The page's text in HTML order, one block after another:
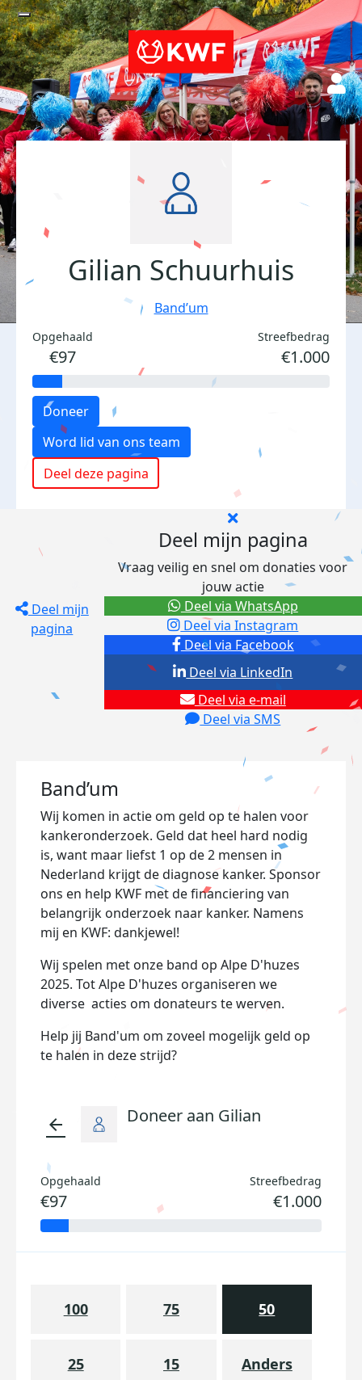
Gilian Schuurhuis
Band’um
Opgehaald
€97
Streefbedrag
€1.000
Doneer
Word lid van ons team
Deel deze pagina
Deel mijn
pagina
Deel mijn pagina
Vraag veilig en snel om donaties voor
jouw actie
Deel via Facebook
Deel via Instagram
Deel via e-mail
Deel via SMS
Deel via LinkedIn
Deel via WhatsApp
Band’um
Wij komen in actie om geld op te halen voor
kankeronderzoek. Geld dat heel hard nodig
is, want maar liefst 1 op de 2 mensen in
Nederland krijgt de diagnose kanker. Sponsor
ons en help KWF met de financiering van
belangrijk onderzoek naar kanker. Namens
mij en KWF: dankjewel!
Wij spelen met onze band op Alpe D'huzes
2025. Tot Alpe D'huzes organiseren we
diverse acties om donateurs te werven.
Help jij Band'um om zoveel mogelijk geld op
te halen in deze strijd?
arrow_back Doneer aan Gilian
Opgehaald
€97
Streefbedrag
€1.000
100 75 50
25 15 Anders